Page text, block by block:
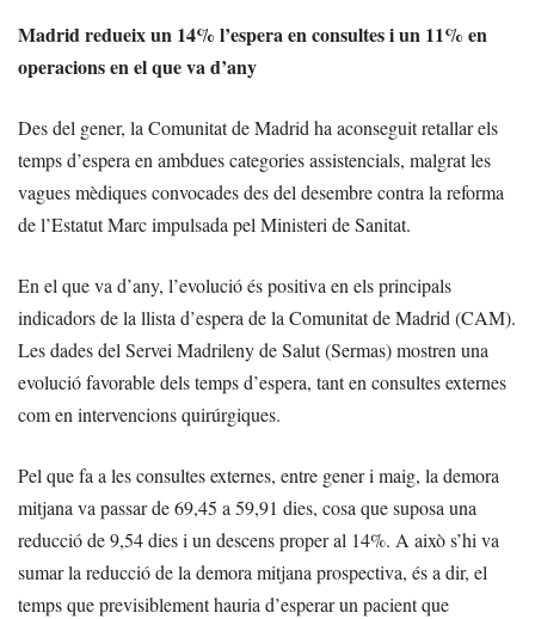
Madrid redueix un 14% l’espera en consultes i un 11% en
operacions en el que va d’any
Des del gener, la Comunitat de Madrid ha aconseguit retallar els
temps d’espera en ambdues categories assistencials, malgrat les
vagues mèdiques convocades des del desembre contra la reforma
de l’Estatut Marc impulsada pel Ministeri de Sanitat.
En el que va d’any, l’evolució és positiva en els principals
indicadors de la llista d’espera de la Comunitat de Madrid (CAM).
Les dades del Servei Madrileny de Salut (Sermas) mostren una
evolució favorable dels temps d’espera, tant en consultes externes
com en intervencions quirúrgiques.
Pel que fa a les consultes externes, entre gener i maig, la demora
mitjana va passar de 69,45 a 59,91 dies, cosa que suposa una
reducció de 9,54 dies i un descens proper al 14%. A això s’hi va
sumar la reducció de la demora mitjana prospectiva, és a dir, el
temps que previsiblement hauria d’esperar un pacient que